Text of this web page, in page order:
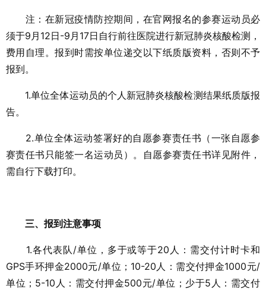
注：在新冠疫情防控期间，在官网报名的参赛运动员必
须于9月12日-9月17日自行前往医院进行新冠肺炎核酸检测，
费用自理。报到时需按单位递交以下纸质版资料，否则不予
报到。
1.单位全体运动员的个人新冠肺炎核酸检测结果纸质版报
告。
2.单位全体运动签署好的自愿参赛责任书（一张自愿参
赛责任书只能签一名运动员）。自愿参赛责任书详见附件，
需自行下载打印。
三、报到注意事项
1.各代表队/单位，多于或等于20人：需交付计时卡和
GPS手环押金2000元/单位；10-20人：需交付押金1000元/
单位；5-10人：需交付押金500元/单位；少于5人：需交付